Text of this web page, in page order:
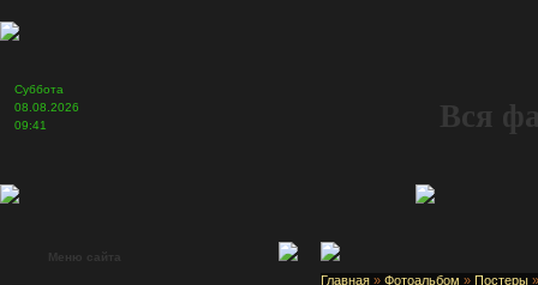
Суббота
08.08.2026
09:41
Вся
Меню сайта
Главная » Фотоальбом » Постеры »